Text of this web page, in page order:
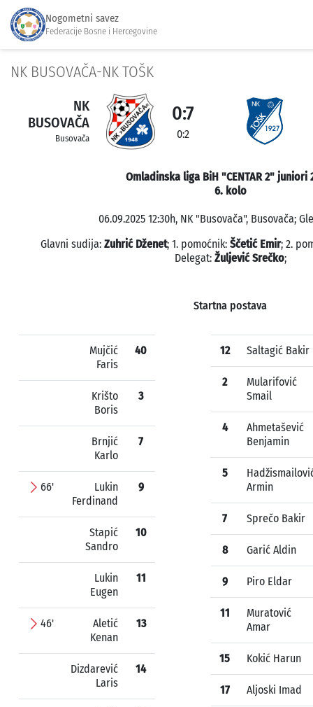
Nogometni savez
Federacije Bosne i Hercegovine
NK BUSOVAČA-NK TOŠK
NK
BUSOVAČA
Busovača
0:7
0:2
Omladinska liga BiH "CENTAR 2" juniori
6. kolo
06.09.2025 12:30h, NK "Busovača", Busovača;
Glavni sudija: Zuhrić Dženet; 1. pomoćnik: Ščetić Emir; 2.
Delegat: Žuljević Srečko;
Startna postava
Mujčić
Faris
40
Krišto
Boris
3
Brnjić
Karlo
7
66'
Lukin
Ferdinand
9
Stapić
Sandro
10
Lukin
Eugen
11
46'
Aletić
Kenan
13
Dizdarević
Laris
14
12 Saltagić Bakir
2
Mularifović
Smail
4
Ahmetašević
Benjamin
5
Armin
7 Sprečo Bakir
8 Garić Aldin
9 Piro Eldar
11
Muratović
Amar
15 Kokić Harun
17 Aljoski Imad